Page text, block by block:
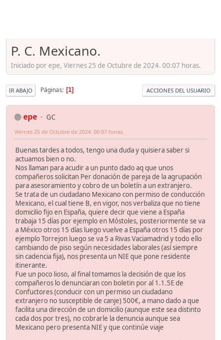
P. C. Mexicano.
Iniciado por epe, Viernes 25 de Octubre de 2024. 00:07 horas.
IR ABAJO Páginas 1 ACCIONES DEL USUARIO
epe GC
Viernes 25 de Octubre de 2024. 00:07 horas.
Buenas tardes a todos, tengo una duda y quisiera saber si
actuamos bien o no.
Nos llaman para acudir a un punto dado aq que unos
compañeros solicitan Per donación de pareja de la agrupación
para asesoramiento y cobro de un boletín a un extranjero.
Se trata de un ciudadano Mexicano con permiso de conducción
Mexicano, el cual tiene B, en vigor, nos verbaliza que no tiene
domicilio fijo en España, quiere decir que viene a España
trabaja 15 días por ejemplo en Móstoles, posteriormente se va
a México otros 15 días luego vuelve a España otros 15 días por
ejemplo Torrejon luego se va 5 a Rivas Vaciamadrid y todo ello
cambiando de piso según necesidades laborales (así siempre
sin cadencia fija), nos presenta un NIE que pone residente
itinerante.
Fue un poco lioso, al final tomamos la decisión de que los
compañeros lo denunciaran con boletin por al 1.1.5E de
Confuctores (conducir con un permiso un ciudadano
extranjero no susceptible de canje) 500€, a mano dado a que
facilita una dirección de un domicilio (aunque este sea distinto
cada dos por tres), no cobrarle la denuncia aunque sea
Mexicano pero presenta NIE y que continúe viaje